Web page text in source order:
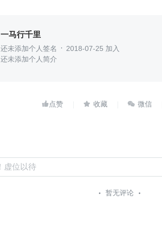
一马行千里
还未添加个人签名
2018-07-25 加入
还未添加个人简介
  
暂无评论